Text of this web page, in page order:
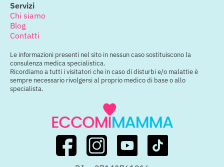
Servizi
Chi siamo
Blog
Contatti
Le informazioni presenti nel sito in nessun caso sostituiscono la
consulenza medica specialistica.
Ricordiamo a tutti i visitatori che in caso di disturbi e/o malattie è
sempre necessario rivolgersi al proprio medico di base o allo
specialista.